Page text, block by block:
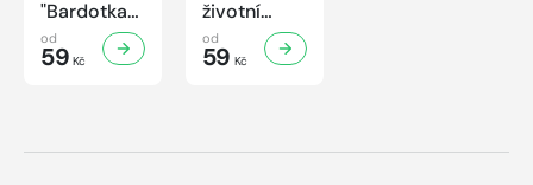
"Bardotka"
Jana
Brejchová
Mezi slávou
od
59 Kč
životní
příběh
sympaťáka
českého
od
59 Kč